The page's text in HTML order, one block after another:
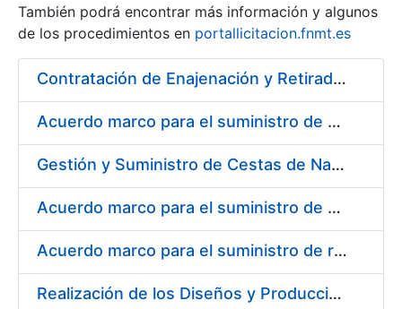
Erakutsi/Ezkutatu
También podrá encontrar más información y algunos
de los procedimientos en portallicitacion.fnmt.es
Contratación de Enajenación y Retirada de Chatarra de Hierro, Acero y Chapa de la RCM-FNMT
Acuerdo marco para el suministro de material de electricidad para la FNMT RCM en su sede de Madrid
Gestión y Suministro de Cestas de Navidad para los trabajadores de la Fábrica Nacional de Moneda y Timbre-Real Casa de la Moneda (FNMT-RCM) para el año 2021
Acuerdo marco para el suministro de material de transmisiones de potencia, rodamientos, estanqueidad e hidráulica
Acuerdo marco para el suministro de repuestos específicos de maquinaria
Realización de los Diseños y Producción del Material Gráfico, en sus diferentes formatos y dispositivos, para la correcta comunicación, tanto interna como externa, de la entidad pública empresarial, Fábrica Nacional de Moneda y Timbre-Real Casa de la Moneda (FNMT-RCM)